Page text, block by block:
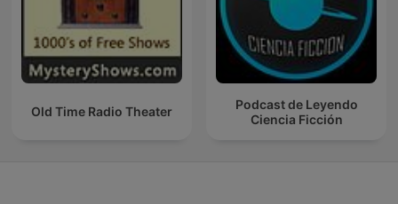
Old Time Radio Theater
Podcast de Leyendo
Ciencia Ficción